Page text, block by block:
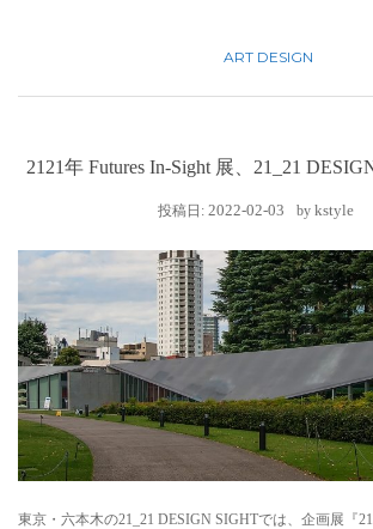
ART DESIGN
2121年 Futures In-Sight 展、21_21
投稿日: 2022-02-03 by kstyle
東京・六本木の21_21 DESIGN SIGHTでは、企画展『